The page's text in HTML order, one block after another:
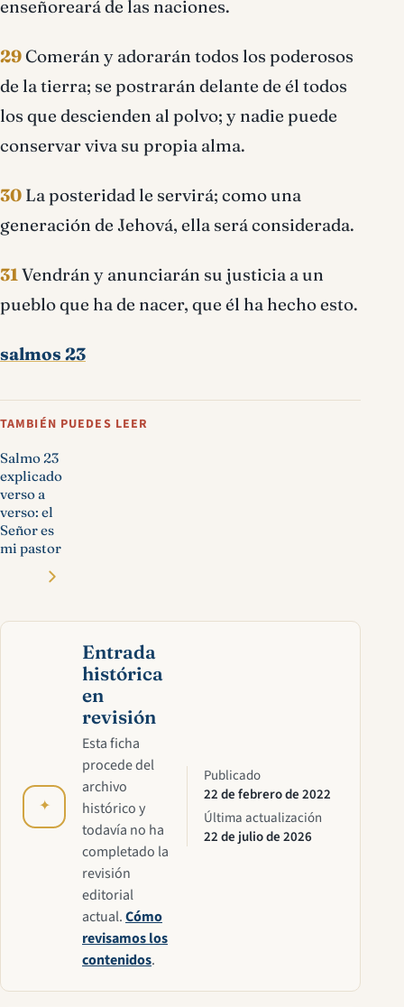
enseñoreará de las naciones.
29Comerán y adorarán todos los poderosos
de la tierra; se postrarán delante de él todos
los que descienden al polvo; y nadie puede
conservar viva su propia alma.
30 La posteridad le servirá; como una
generación de Jehová, ella será considerada.
31Vendrán y anunciarán su justicia a un
pueblo que ha de nacer, que él ha hecho esto.
salmos 23
TAMBIÉN PUEDES LEER
Salmo 23
explicado
verso a
verso: el
Señor es
mi pastor
✦
Entrada
histórica
en
revisión
Esta ficha
procede del
archivo
histórico y
todavía no ha
completado la
revisión
editorial
actual.Cómo
revisamos los
contenidos.
Publicado
22 de febrero de 2022
Última actualización
22 de julio de 2026